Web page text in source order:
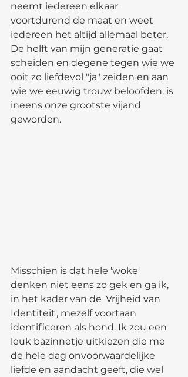
neemt iedereen elkaar
voortdurend de maat en weet
iedereen het altijd allemaal beter.
De helft van mijn generatie gaat
scheiden en degene tegen wie we
ooit zo liefdevol "ja" zeiden en aan
wie we eeuwig trouw beloofden, is
ineens onze grootste vijand
geworden.
Misschien is dat hele 'woke'
denken niet eens zo gek en ga ik,
in het kader van de 'Vrijheid van
Identiteit', mezelf voortaan
identificeren als hond. Ik zou een
leuk bazinnetje uitkiezen die me
de hele dag onvoorwaardelijke
liefde en aandacht geeft, die wel